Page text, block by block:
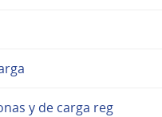
y de carga reg